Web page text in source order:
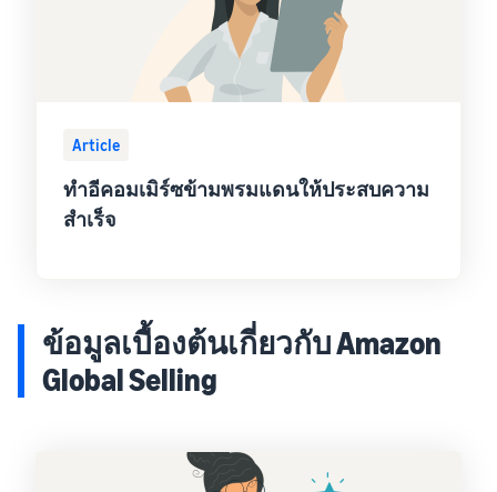
Article
ทำอีคอมเมิร์ซข้ามพรมแดนให้ประสบความ
สำเร็จ
ข้อมูลเบื้องต้นเกี่ยวกับ Amazon
Global Selling